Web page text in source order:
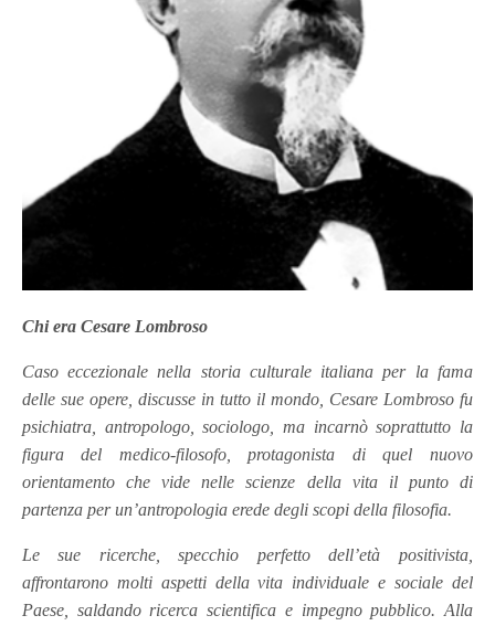
Chi era Cesare Lombroso
Caso eccezionale nella storia culturale italiana per la fama
delle sue opere, discusse in tutto il mondo, Cesare Lombroso fu
psichiatra, antropologo, sociologo, ma incarnò soprattutto la
figura del medico-filosofo, protagonista di quel nuovo
orientamento che vide nelle scienze della vita il punto di
partenza per un’antropologia erede degli scopi della filosofia.
Le sue ricerche, specchio perfetto dell’età positivista,
affrontarono molti aspetti della vita individuale e sociale del
Paese, saldando ricerca scientifica e impegno pubblico. Alla